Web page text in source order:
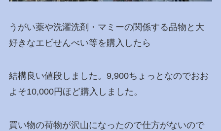
うがい薬や洗濯洗剤・マミーの関係する品物と大
好きなエビせんべい等を購入したら
結構良い値段しました。9,900ちょっとなのでおお
よそ10,000円ほど購入しました。
買い物の荷物が沢山になったので仕方がないので